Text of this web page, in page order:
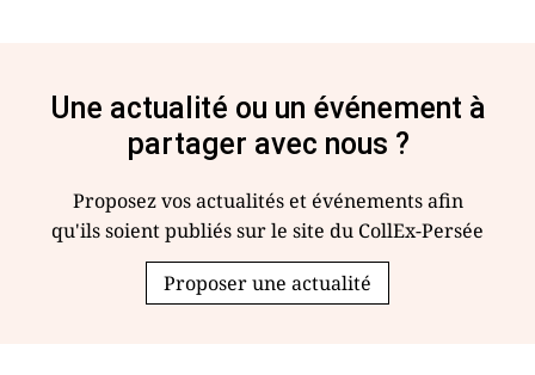
Une actualité ou un événement à
partager avec nous ?
Proposez vos actualités et événements afin
qu'ils soient publiés sur le site du CollEx-Persée
Proposer une actualité